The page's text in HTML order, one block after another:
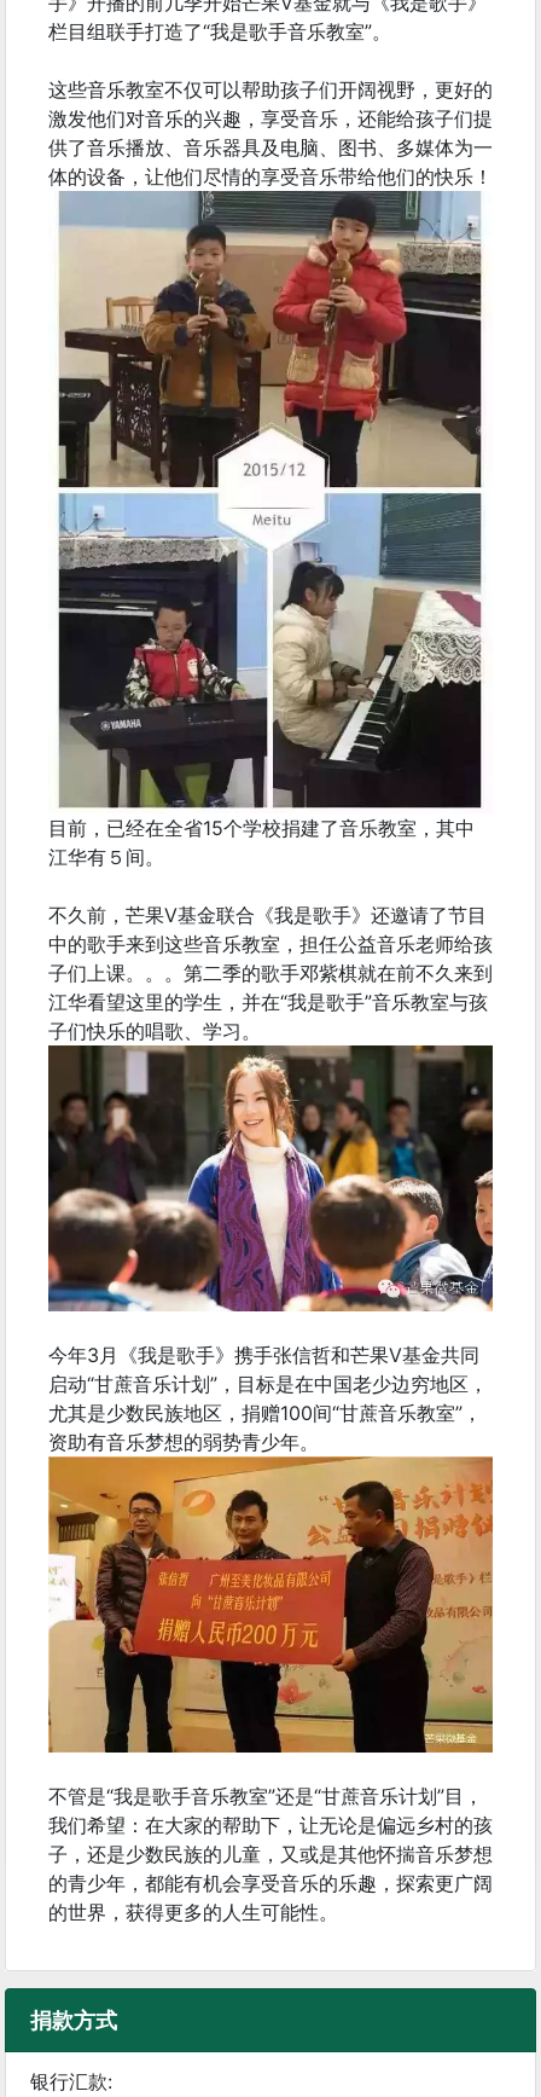
栏目组联手打造了“我是歌手音乐教室”。
这些音乐教室不仅可以帮助孩子们开阔视野，更好的
激发他们对音乐的兴趣，享受音乐，还能给孩子们提
供了音乐播放、音乐器具及电脑、图书、多媒体为一
体的设备，让他们尽情的享受音乐带给他们的快乐！
目前，已经在全省15个学校捐建了音乐教室，其中
江华有５间。
不久前，芒果V基金联合《我是歌手》还邀请了节目
中的歌手来到这些音乐教室，担任公益音乐老师给孩
子们上课。。。第二季的歌手邓紫棋就在前不久来到
江华看望这里的学生，并在“我是歌手”音乐教室与孩
子们快乐的唱歌、学习。
今年3月《我是歌手》携手张信哲和芒果V基金共同
启动“甘蔗音乐计划”，目标是在中国老少边穷地区，
尤其是少数民族地区，捐赠100间“甘蔗音乐教室”，
资助有音乐梦想的弱势青少年。
不管是“我是歌手音乐教室”还是“甘蔗音乐计划”目，
我们希望：在大家的帮助下，让无论是偏远乡村的孩
子，还是少数民族的儿童，又或是其他怀揣音乐梦想
的青少年，都能有机会享受音乐的乐趣，探索更广阔
的世界，获得更多的人生可能性。
捐款方式
银行汇款: